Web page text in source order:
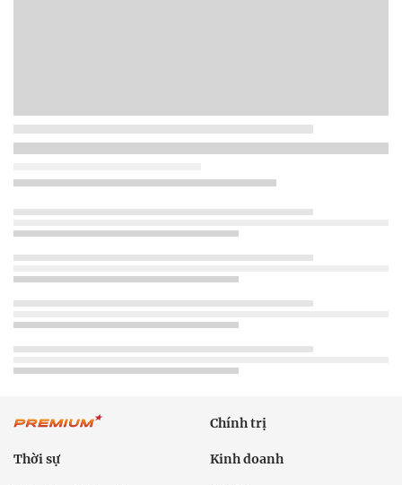
Chính trị
Thời sự Kinh doanh